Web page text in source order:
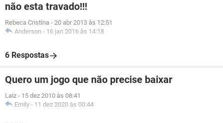
não esta travado!!!
Rebeca Cristina - 20 abr 2013 às 12:51
Anderson - 16 jan 2016 às 14:18
6 Respostas
Quero um jogo que não precise baixar
Laiz - 15 dez 2010 às 08:41
Emily - 11 dez 2020 às 00:44